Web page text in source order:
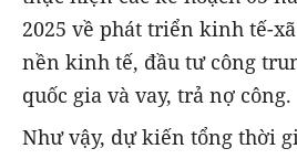
2025 về phát triển kinh tế-
nền kinh tế, đầu tư công
quốc gia và vay, trả nợ công.
Như vậy, dự kiến tổng thời